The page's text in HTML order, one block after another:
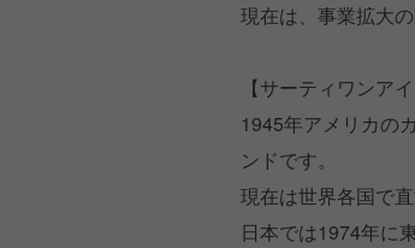
現在は、事業拡大
【サーティワンア
1945年アメリカの
ンドです。
現在は世界各国で
日本では1974年に